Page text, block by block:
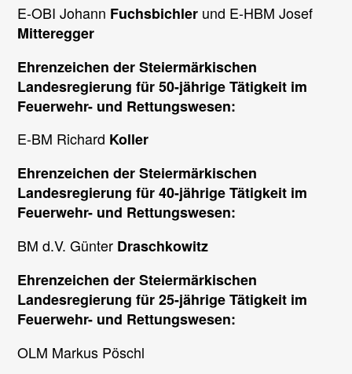
E-OBI Johann Fuchsbichler und E-HBM Josef
Mitteregger
Ehrenzeichen der Steiermärkischen
Landesregierung für 50-jährige Tätigkeit im
Feuerwehr- und Rettungswesen:
E-BM Richard Koller
Ehrenzeichen der Steiermärkischen
Landesregierung für 40-jährige Tätigkeit im
Feuerwehr- und Rettungswesen:
BM d.V. Günter Draschkowitz
Ehrenzeichen der Steiermärkischen
Landesregierung für 25-jährige Tätigkeit im
Feuerwehr- und Rettungswesen:
OLM Markus Pöschl